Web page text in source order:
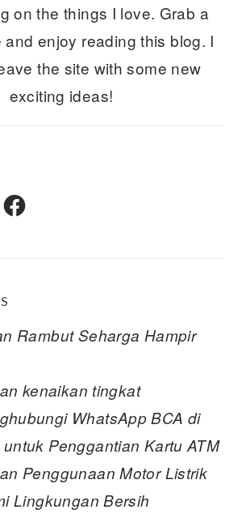
on the things I love. Grab a
enjoy reading this blog. I
the site with some new
exciting ideas!
Facebook
Rambut Seharga Hampir
kenaikan tingkat
WhatsApp BCA di
Penggantian Kartu ATM
Penggunaan Motor Listrik
Lingkungan Bersih